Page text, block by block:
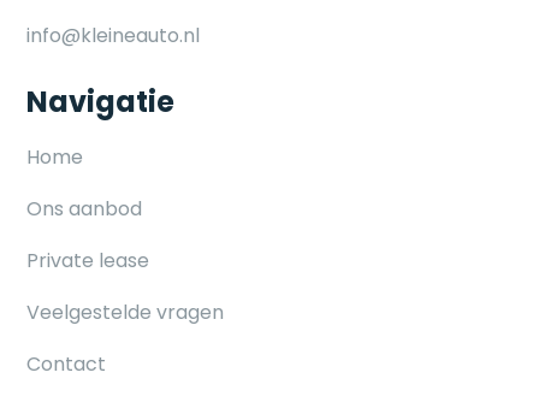
info@kleineauto.nl
Navigatie
Home
Ons aanbod
Private lease
Veelgestelde vragen
Contact